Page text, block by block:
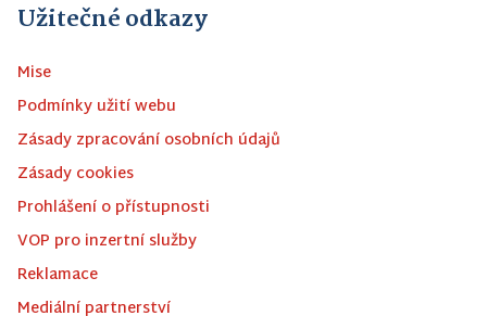
Užitečné odkazy
Mise
Podmínky užití webu
Zásady zpracování osobních údajů
Zásady cookies
Prohlášení o přístupnosti
VOP pro inzertní služby
Reklamace
Mediální partnerství